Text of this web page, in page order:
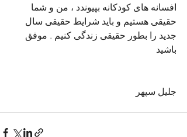
افسانه های کودکانه بپیوندد ، من و شما
حقیقی هستیم و باید شرایط حقیقی سال
جدید را بطور حقیقی زندگی کنیم . موفق
باشید
جلیل سپهر